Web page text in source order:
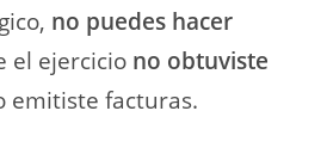
no puedes hacer
el ejercicio no obtuviste
emitiste facturas.